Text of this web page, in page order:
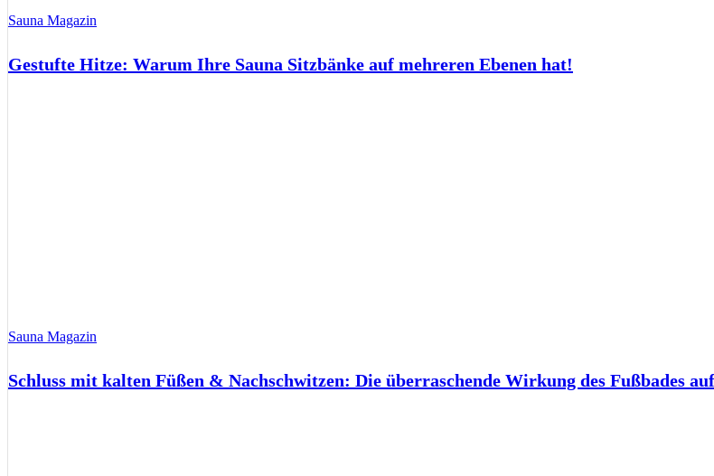
Sauna Magazin
Gestufte Hitze: Warum Ihre Sauna Sitzbänke auf mehreren Ebenen hat!
Sauna Magazin
Schluss mit kalten Füßen & Nachschwitzen: Die überraschende Wirkung des Fußbades